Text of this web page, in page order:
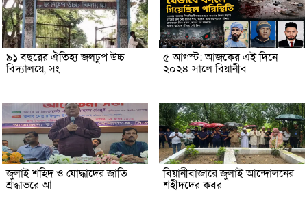
৯১ বছরের ঐতিহ্য জলঢুপ উচ্চ
বিদ্যালয়ে, সং
৫ আগস্ট: আজকের এই দিনে
২০২৪ সালে বিয়ানীব
জুলাই শহিদ ও যোদ্ধাদের জাতি
শ্রদ্ধাভরে আ
বিয়ানীবাজারে জুলাই আন্দোলনের
শহীদদের কবর